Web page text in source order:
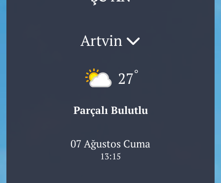
Artvin
27°
Parçalı Bulutlu
07 Ağustos Cuma
13:15